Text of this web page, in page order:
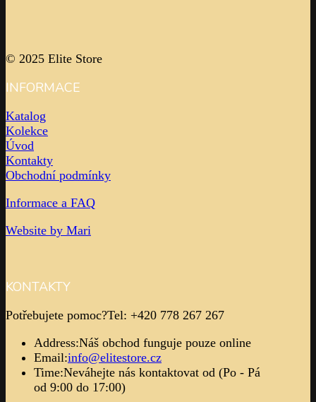
© 2025 Elite Store
INFORMACE
Katalog
Kolekce
Úvod
Kontakty
Obchodní podmínky
Informace a FAQ
Website by Mari
KONTAKTY
Potřebujete pomoc?Tel: +420 778 267 267
Address:Náš obchod funguje pouze online
Email:info@elitestore.cz
Time:Neváhejte nás kontaktovat od (Po - Pá
od 9:00 do 17:00)